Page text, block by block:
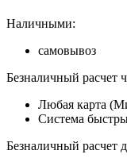
Наличными:
самовывоз
Безналичный расчет
Любая карта
Система
Безналичный расчет